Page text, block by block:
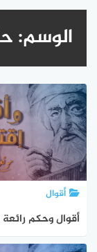
الوسم:
أقوال
أقوال وحكم
الحكمة والتجربة